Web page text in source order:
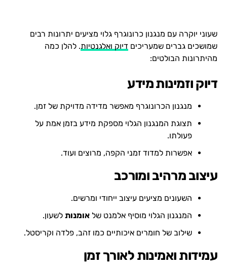
שעוני יוקרה עם מנגנון כרונוגרף גלוי מציעים יתרונות רבים
שמושכים גברים שמעריכים דיוק ואלגנטיות. להלן כמה
מהיתרונות הבולטים:
דיוק וזמינות מידע
מנגנון הכרונוגרף מאפשר מדידה מדויקת של זמן.
תצוגת המנגנון הגלוי מספקת מידע בזמן אמת על
פעולתו.
אפשרות למדוד זמני הקפה, מרוצים ועוד.
עיצוב מרהיב ומורכב
השעונים מציעים עיצוב ייחודי ומרשים.
המנגנון הגלוי מוסיף אלמנט של אומנותלשעון.
שילוב של חומרים איכותיים כמו זהב, פלדה וקריסטל.
עמידות ואמינות לאורך זמן